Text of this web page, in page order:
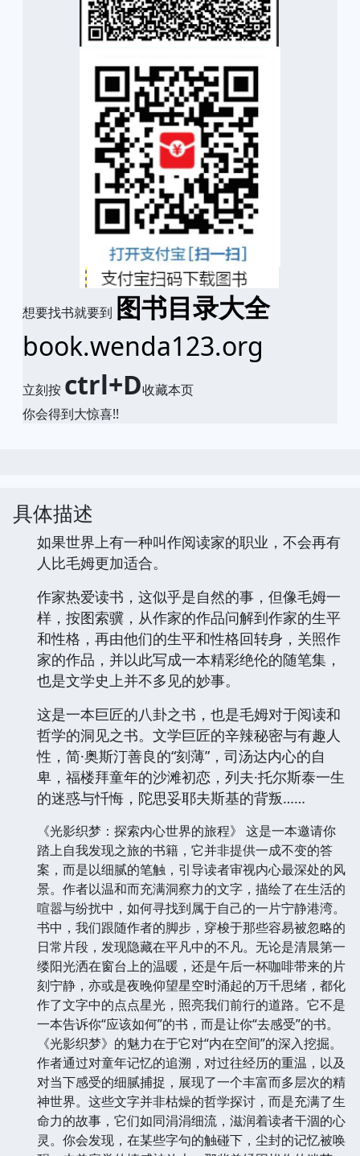
想要找书就要到 图书目录大全
book.wenda123.org
立刻按 ctrl+D收藏本页
你会得到大惊喜!!
具体描述
如果世界上有一种叫作阅读家的职业，不会再有
人比毛姆更加适合。
作家热爱读书，这似乎是自然的事，但像毛姆一
样，按图索骥，从作家的作品问解到作家的生平
和性格，再由他们的生平和性格回转身，关照作
家的作品，并以此写成一本精彩绝伦的随笔集，
也是文学史上并不多见的妙事。
这是一本巨匠的八卦之书，也是毛姆对于阅读和
哲学的洞见之书。文学巨匠的辛辣秘密与有趣人
性，简·奥斯汀善良的“刻薄”，司汤达内心的自
卑，福楼拜童年的沙滩初恋，列夫·托尔斯泰一生
的迷惑与忏悔，陀思妥耶夫斯基的背叛……
《光影织梦：探索内心世界的旅程》 这是一本邀请你
踏上自我发现之旅的书籍，它并非提供一成不变的答
案，而是以细腻的笔触，引导读者审视内心最深处的风
景。作者以温和而充满洞察力的文字，描绘了在生活的
喧嚣与纷扰中，如何寻找到属于自己的一片宁静港湾。
书中，我们跟随作者的脚步，穿梭于那些容易被忽略的
日常片段，发现隐藏在平凡中的不凡。无论是清晨第一
缕阳光洒在窗台上的温暖，还是午后一杯咖啡带来的片
刻宁静，亦或是夜晚仰望星空时涌起的万千思绪，都化
作了文字中的点点星光，照亮我们前行的道路。它不是
一本告诉你“应该如何”的书，而是让你“去感受”的书。
《光影织梦》的魅力在于它对“内在空间”的深入挖掘。
作者通过对童年记忆的追溯，对过往经历的重温，以及
对当下感受的细腻捕捉，展现了一个丰富而多层次的精
神世界。这些文字并非枯燥的哲学探讨，而是充满了生
命力的故事，它们如同涓涓细流，滋润着读者干涸的心
灵。你会发现，在某些字句的触碰下，尘封的记忆被唤